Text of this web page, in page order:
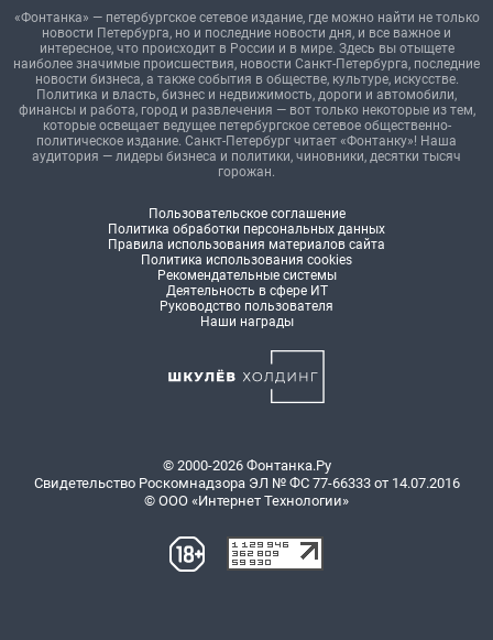
«Фонтанка» — петербургское сетевое издание, где можно найти не только
новости Петербурга, но и последние новости дня, и все важное и
интересное, что происходит в России и в мире. Здесь вы отыщете
наиболее значимые происшествия, новости Санкт-Петербурга, последние
новости бизнеса, а также события в обществе, культуре, искусстве.
Политика и власть, бизнес и недвижимость, дороги и автомобили,
финансы и работа, город и развлечения — вот только некоторые из тем,
которые освещает ведущее петербургское сетевое общественно-
политическое издание. Санкт-Петербург читает «Фонтанку»! Наша
аудитория — лидеры бизнеса и политики, чиновники, десятки тысяч
горожан.
Пользовательское соглашение
Политика обработки персональных данных
Правила использования материалов сайта
Политика использования cookies
Рекомендательные системы
Деятельность в сфере ИТ
Руководство пользователя
Наши награды
© 2000-2026 Фонтанка.Ру
Свидетельство Роскомнадзора ЭЛ № ФС 77-66333 от 14.07.2016
© ООО «Интернет Технологии»